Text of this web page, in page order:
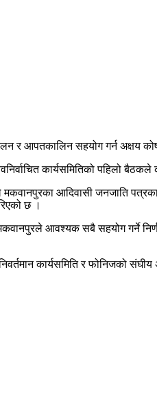
र आपतकालिन सहयोग गर्न अक्षय
कार्यसमितिको पहिलो
आदिवासी जनजाति
छ ।
आवश्यक सबै सहयोग गर्ने
कार्यसमिति र फोनिजको संघीय